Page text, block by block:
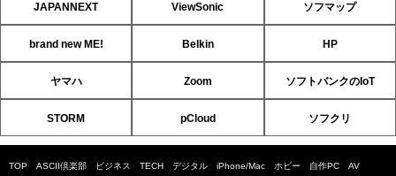
JAPANNEXT ViewSonic ソフマップ
brand new ME! Belkin HP
ヤマハ Zoom ソフトバンクのIoT
STORM pCloud ソフクリ
TOP ASCII倶楽部 ビジネス TECH デジタル iPhone/Mac ホビー 自作PC AV